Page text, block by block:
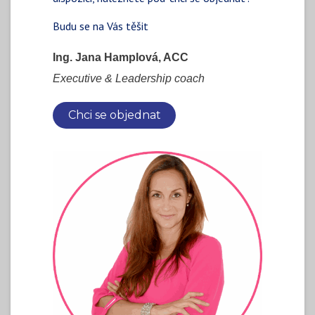
Budu se na Vás těšit
Ing. Jana Hamplová, ACC
Executive & Leadership coach
Chci se objednat